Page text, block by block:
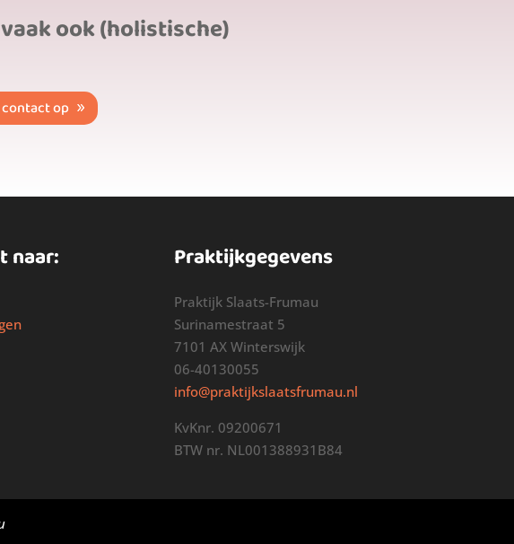
ook (holistische)
contact op
naar: Praktijkgegevens
Praktijk Slaats-Frumau
Surinamestraat 5
7101 AX Winterswijk
06-40130055
info@praktijkslaatsfrumau.nl
KvKnr. 09200671
BTW nr. NL001388931B84